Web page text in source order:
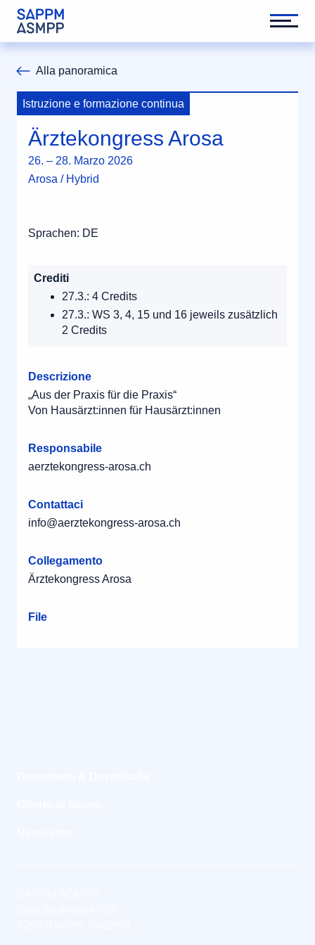
Alla panoramica
Istruzione e formazione continua
Ärztekongress Arosa
26. – 28. Marzo 2026
Arosa / Hybrid
Sprachen: DE
Crediti
27.3.: 4 Credits
27.3.: WS 3, 4, 15 und 16 jeweils zusätzlich
2 Credits
Descrizione
„Aus der Praxis für die Praxis“
Von Hausärzt:innen für Hausärzt:innen
Responsabile
aerztekongress-arosa.ch
Contattaci
info@aerztekongress-arosa.ch
Collegamento
Ärztekongress Arosa
File